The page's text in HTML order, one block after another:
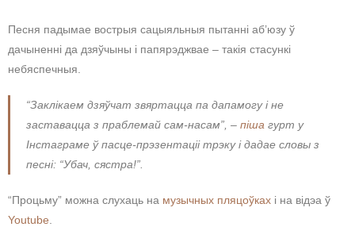
Песня падымае вострыя сацыяльныя пытанні аб’юзу ў
дачыненні да дзяўчыны і папярэджвае – такія стасункі
небяспечныя.
“Заклікаем дзяўчат звяртацца па дапамогу і не
заставацца з праблемай сам-насам”, – піша гурт у
Інстаграме ў пасце-прэзентаціі трэку і дадае словы з
песні: “Убач, сястра!”.
“Процьму” можна слухаць на музычных пляцоўках і на відэа ў
Youtube